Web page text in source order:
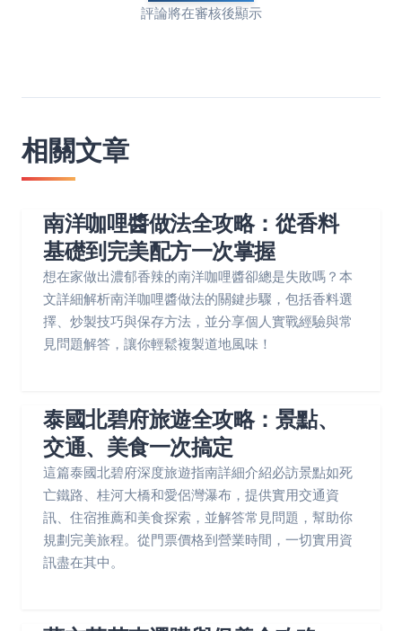
評論將在審核後顯示
相關文章
南洋咖哩醬做法全攻略：從香料
基礎到完美配方一次掌握
想在家做出濃郁香辣的南洋咖哩醬卻總是失敗嗎？本
文詳細解析南洋咖哩醬做法的關鍵步驟，包括香料選
擇、炒製技巧與保存方法，並分享個人實戰經驗與常
見問題解答，讓你輕鬆複製道地風味！
泰國北碧府旅遊全攻略：景點、
交通、美食一次搞定
這篇泰國北碧府深度旅遊指南詳細介紹必訪景點如死
亡鐵路、桂河大橋和愛侶灣瀑布，提供實用交通資
訊、住宿推薦和美食探索，並解答常見問題，幫助你
規劃完美旅程。從門票價格到營業時間，一切實用資
訊盡在其中。